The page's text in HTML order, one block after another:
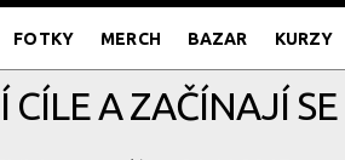
FOTKY MERCH BAZAR KURZY
CÍLE A ZAČÍNAJÍ